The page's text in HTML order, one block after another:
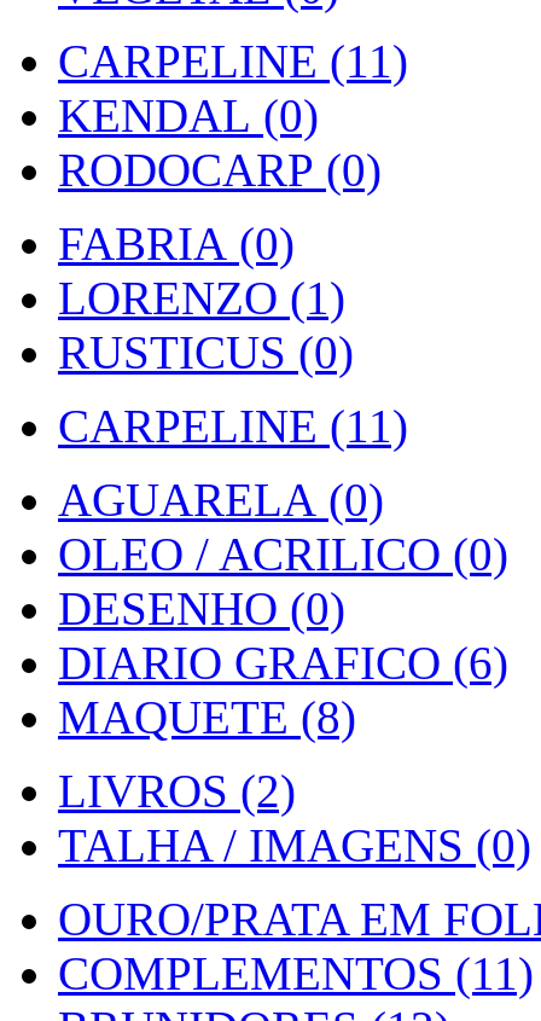
CARPELINE (11)
KENDAL (0)
RODOCARP (0)
FABRIA (0)
LORENZO (1)
RUSTICUS (0)
CARPELINE (11)
AGUARELA (0)
OLEO / ACRILICO (0)
DESENHO (0)
DIARIO GRAFICO (6)
MAQUETE (8)
LIVROS (2)
TALHA / IMAGENS (0)
OURO/PRATA EM
COMPLEMENTOS (11)